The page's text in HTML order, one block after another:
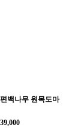
편백나무 원목도마
39,000